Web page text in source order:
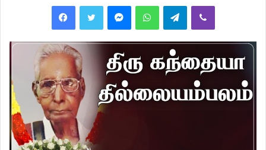
FacebookTwitter MessengerWhatsAppTelegramViber